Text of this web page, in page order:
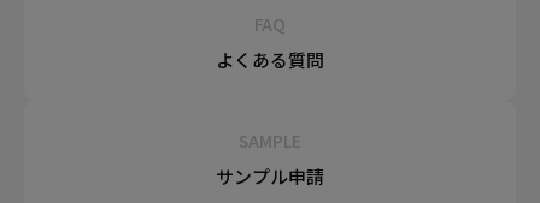
FAQ
よくある質問
SAMPLE
サンプル申請